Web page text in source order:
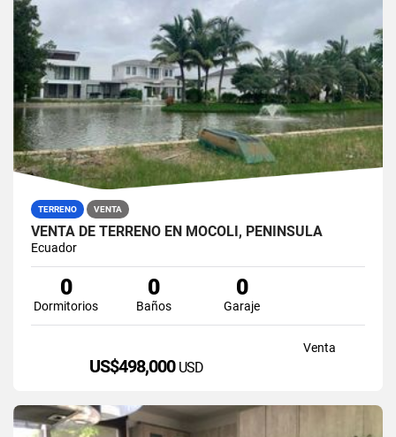
TERRENO VENTA
VENTA DE TERRENO EN MOCOLI, PENÍNSULA
Ecuador
0
Dormitorios
0
Baños
0
Garaje
Venta
US$498,000 USD